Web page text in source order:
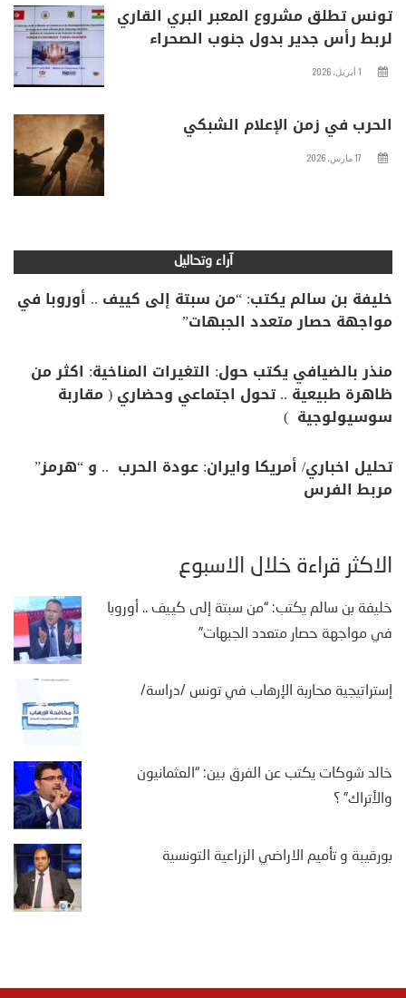
تونس تطلق مشروع المعبر البري القاري
لربط رأس جدير بدول جنوب الصحراء
1 أبريل، 2026
الحرب في زمن الإعلام الشبكي
17 مارس، 2026
آراء وتحاليل
خليفة بن سالم يكتب: “من سبتة إلى كييف .. أوروبا في
مواجهة حصار متعدد الجبهات”
منذر بالضيافي يكتب حول: التغيرات المناخية: اكثر من
ظاهرة طبيعية .. تحول اجتماعي وحضاري ( مقاربة
سوسيولوجية )
تحليل اخباري/ أمريكا وايران: عودة الحرب .. و “هرمز”
مربط الفرس
الأكثر قراءة خلال الأسبوع
خليفة بن سالم يكتب: “من سبتة إلى كييف .. أوروبا
في مواجهة حصار متعدد الجبهات”
إستراتيجية محاربة الإرهاب في تونس /دراسة/
خالد شوكات يكتب عن الفرق بين: “العثمانيون
والأتراك” ؟
بورقيبة و تأميم الاراضي الزراعية التونسية